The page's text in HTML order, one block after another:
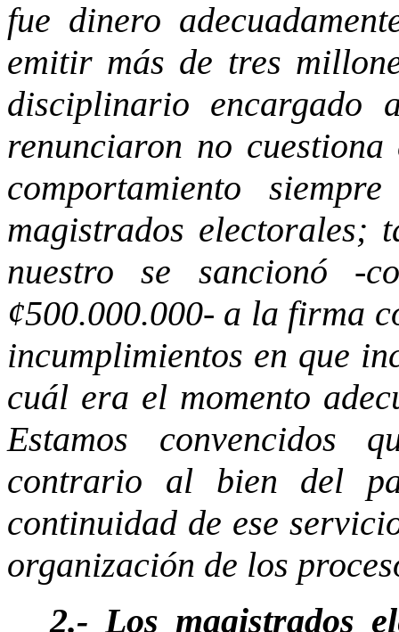
fue dinero
emitir más de tres
disciplinario encargado
renunciaron no
comportamiento
magistrados electorales;
nuestro se sancionó -
¢500.000.000- a la firma
incumplimientos en que
cuál era el momento
Estamos convencidos
contrario al bien del
continuidad de ese
organización de los
2.- Los magistrados